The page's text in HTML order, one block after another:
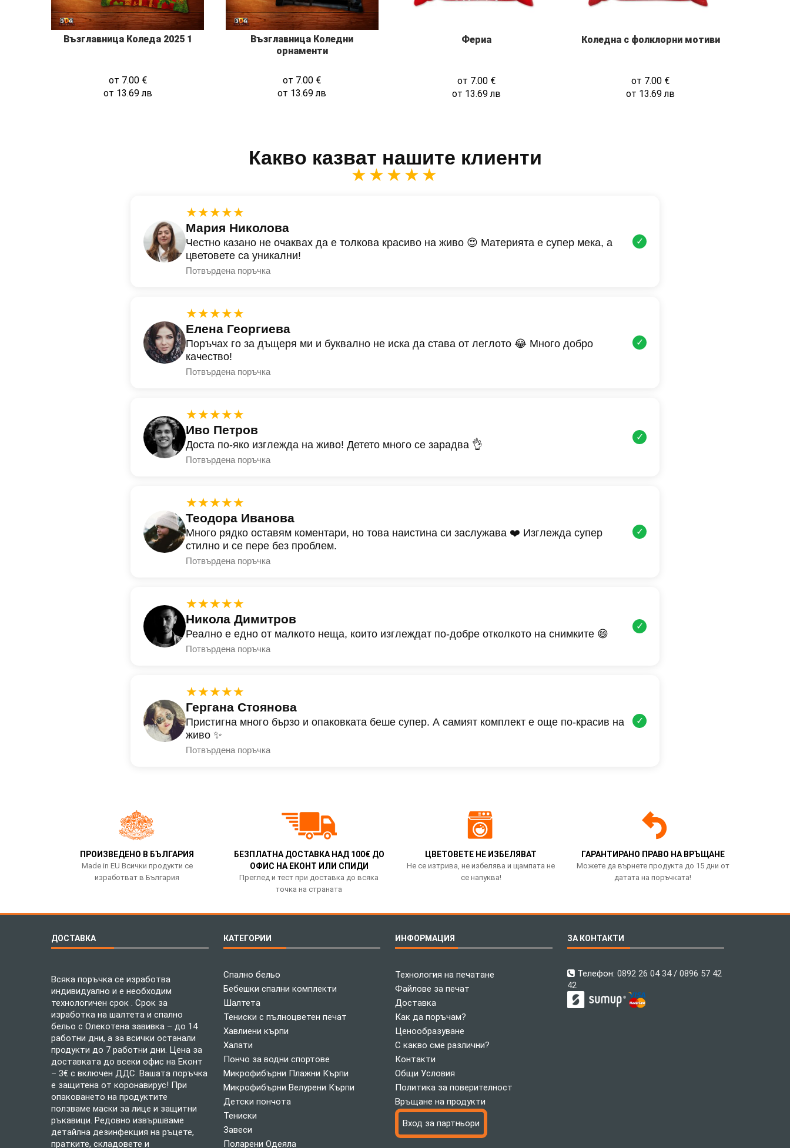
Възглавница Коледа 2025 1
от 7.00 €
от 13.69лв
Възглавница Коледни
орнаменти
от 7.00 €
от 13.69лв
Фериа
от 7.00 €
от 13.69лв
Коледна с фолклорни мотиви
от 7.00 €
от 13.69лв
Какво казват нашите клиенти
★★★★★
★★★★★
Мария Николова
Честно казано не очаквах да е толкова красиво на живо 😍 Материята е супер мека, а
цветовете са уникални!
Потвърдена поръчка
✓
★★★★★
Елена Георгиева
Поръчах го за дъщеря ми и буквално не иска да става от леглото 😂 Много добро
качество!
Потвърдена поръчка
✓
★★★★★
Иво Петров
Доста по-яко изглежда на живо! Детето много се зарадва 👌
Потвърдена поръчка
✓
★★★★★
Теодора Иванова
Много рядко оставям коментари, но това наистина си заслужава ❤️ Изглежда супер
стилно и се пере без проблем.
Потвърдена поръчка
✓
★★★★★
Никола Димитров
Реално е едно от малкото неща, които изглеждат по-добре отколкото на снимките 😄
Потвърдена поръчка
✓
★★★★★
Гергана Стоянова
Пристигна много бързо и опаковката беше супер. А самият комплект е още по-красив на
живо ✨
Потвърдена поръчка
✓
ПРОИЗВЕДЕНО В БЪЛГАРИЯ
Made in EU Всички продукти се
изработват в България
БЕЗПЛАТНА ДОСТАВКА НАД 100€ ДО
ОФИС НА ЕКОНТ ИЛИ СПИДИ
Преглед и тест при доставка до всяка
точка на страната
ЦВЕТОВЕТЕ НЕ ИЗБЕЛЯВАТ
Не се изтрива, не избелява и щампата не
се напуква!
ГАРАНТИРАНО ПРАВО НА ВРЪЩАНЕ
Можете да върнете продукта до 15 дни от
датата на поръчката!
ДОСТАВКА
Всяка поръчка се изработва
индивидуално и е необходим
технологичен срок . Срок за
изработка на шалтета и спално
бельо с Олекотена завивка – до 14
работни дни, а за всички останали
продукти до 7 работни дни. Цена за
доставката до всеки офис на Еконт
– 3€ с включен ДДС. Вашата поръчка
е защитена от коронавирус! При
опаковането на продуктите
ползваме маски за лице и защитни
ръкавици. Редовно извършваме
детайлна дезинфекция на ръцете,
пратките, складовете и
КАТЕГОРИИ
Спално бельо
Бебешки спални комплекти
Шалтета
Тениски с пълноцветен печат
Хавлиени кърпи
Халати
Пончо за водни спортове
Микрофибърни Плажни Кърпи
Микрофибърни Велурени Кърпи
Детски пончота
Тениски
Завеси
Поларени Одеяла
ИНФОРМАЦИЯ
Технология на печатане
Файлове за печат
Доставка
Как да поръчам?
Ценообразуване
С какво сме различни?
Контакти
Общи Условия
Политика за поверителност
Връщане на продукти
Вход за партньори
ЗА КОНТАКТИ
Телефон: 0892 26 04 34 / 0896 57 42
42